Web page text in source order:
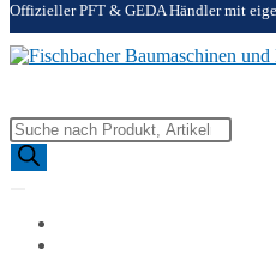
Offizieller PFT & GEDA Händler mit
Products
search